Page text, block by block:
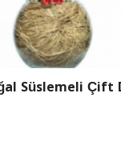
Süslemeli Çift